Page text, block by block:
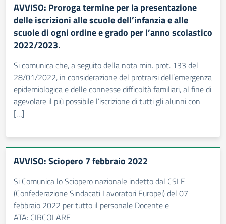
AVVISO: Proroga termine per la presentazione
delle iscrizioni alle scuole dell’infanzia e alle
scuole di ogni ordine e grado per l’anno scolastico
2022/2023.
Si comunica che, a seguito della nota min. prot. 133 del
28/01/2022, in considerazione del protrarsi dell’emergenza
epidemiologica e delle connesse difficoltà familiari, al fine di
agevolare il più possibile l’iscrizione di tutti gli alunni con
[…]
AVVISO: Sciopero 7 febbraio 2022
Si Comunica lo Sciopero nazionale indetto dal CSLE
(Confederazione Sindacati Lavoratori Europei) del 07
febbraio 2022 per tutto il personale Docente e
ATA: CIRCOLARE